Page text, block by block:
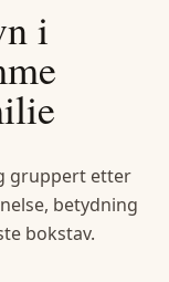
i
gruppert etter
betydning
bokstav.